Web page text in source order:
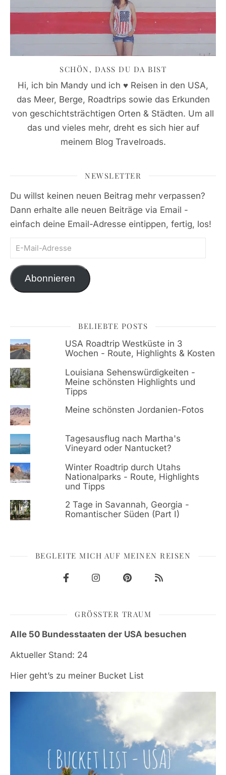
SCHÖN, DASS DU DA BIST
Hi, ich bin Mandy und ich ♥ Reisen in den USA,
das Meer, Berge, Roadtrips sowie das Erkunden
von geschichtsträchtigen Orten & Städten. Um all
das und vieles mehr, dreht es sich hier auf
meinem Blog Travelroads.
NEWSLETTER
Du willst keinen neuen Beitrag mehr verpassen?
Dann erhalte alle neuen Beiträge via Email -
einfach deine Email-Adresse eintippen, fertig, los!
E-Mail-Adresse
Abonnieren
BELIEBTE POSTS
USA Roadtrip Westküste in 3
Wochen - Route, Highlights & Kosten
Louisiana Sehenswürdigkeiten -
Meine schönsten Highlights und
Tipps
Meine schönsten Jordanien-Fotos
Tagesausflug nach Martha's
Vineyard oder Nantucket?
Winter Roadtrip durch Utahs
Nationalparks - Route, Highlights
und Tipps
2 Tage in Savannah, Georgia -
Romantischer Süden (Part I)
BEGLEITE MICH AUF MEINEN REISEN
GRÖSSTER TRAUM
Alle 50 Bundesstaaten der USA besuchen
Aktueller Stand: 24
Hier geht’s zu meiner Bucket List